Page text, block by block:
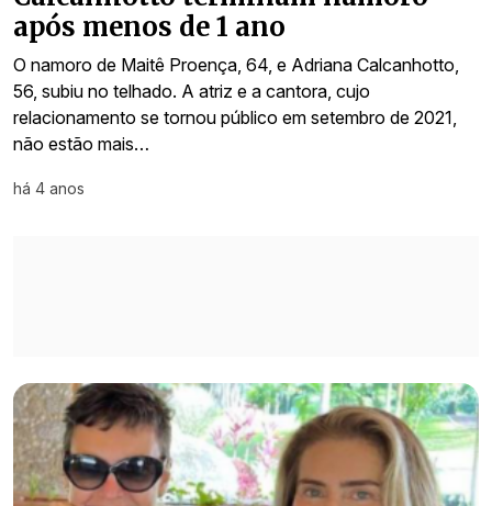
após menos de 1 ano
O namoro de Maitê Proença, 64, e Adriana Calcanhotto,
56, subiu no telhado. A atriz e a cantora, cujo
relacionamento se tornou público em setembro de 2021,
não estão mais…
há 4 anos